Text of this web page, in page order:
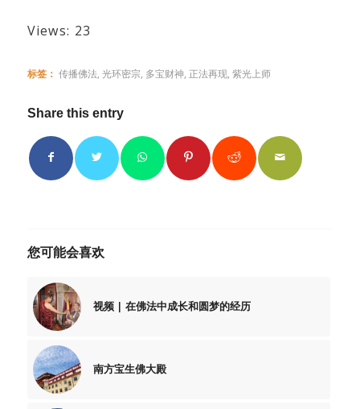
Views: 23
标签： 传播佛法 光环密宗 多宝财神 正法再现, 紫光上师
Share this entry
您可能会喜欢
视频 | 在佛法中成长和圆梦的经历
南方宝生佛大殿